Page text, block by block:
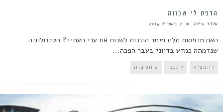
הדפס לי שכונה
אלדד שילה 2 באפריל 2014
האם מדפסות תלת מימד הולכות לשנות את ערי העתיד? הטכנולוגיה
שנדמתה כמדע בדיוני בעבר הפכה...
להמציא לתכנן 2 תגובות